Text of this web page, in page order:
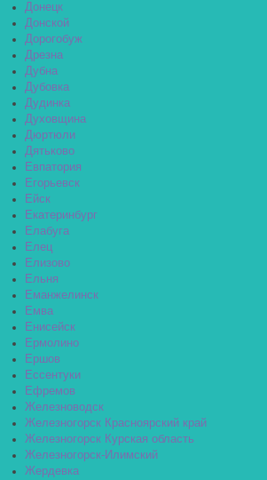
Донецк
Донской
Дорогобуж
Дрезна
Дубна
Дубовка
Дудинка
Духовщина
Дюртюли
Дятьково
Евпатория
Егорьевск
Ейск
Екатеринбург
Елабуга
Елец
Елизово
Ельня
Еманжелинск
Емва
Енисейск
Ермолино
Ершов
Ессентуки
Ефремов
Железноводск
Железногорск Красноярский край
Железногорск Курская область
Железногорск-Илимский
Жердевка